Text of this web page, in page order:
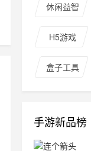
休闲益智
H5游戏
盒子工具
手游新品榜